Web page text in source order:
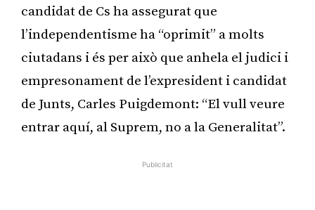
candidat de Cs ha assegurat que
l’independentisme ha “oprimit” a molts
ciutadans i és per això que anhela el judici i
empresonament de l’expresident i candidat
de Junts, Carles Puigdemont: “El vull veure
entrar aquí, al Suprem, no a la Generalitat”.
Publicitat